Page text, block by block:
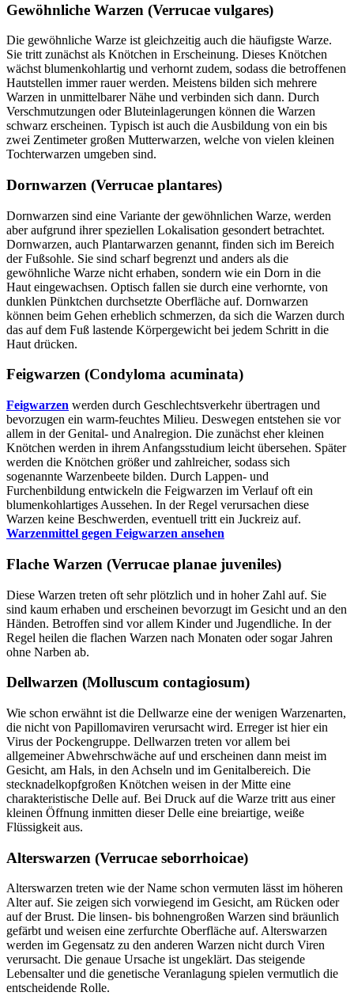
Gewöhnliche Warzen (Verrucae vulgares)
Die gewöhnliche Warze ist gleichzeitig auch die häufigste Warze.
Sie tritt zunächst als Knötchen in Erscheinung. Dieses Knötchen
wächst blumenkohlartig und verhornt zudem, sodass die betroffenen
Hautstellen immer rauer werden. Meistens bilden sich mehrere
Warzen in unmittelbarer Nähe und verbinden sich dann. Durch
Verschmutzungen oder Bluteinlagerungen können die Warzen
schwarz erscheinen. Typisch ist auch die Ausbildung von ein bis
zwei Zentimeter großen Mutterwarzen, welche von vielen kleinen
Tochterwarzen umgeben sind.
Dornwarzen (Verrucae plantares)
Dornwarzen sind eine Variante der gewöhnlichen Warze, werden
aber aufgrund ihrer speziellen Lokalisation gesondert betrachtet.
Dornwarzen, auch Plantarwarzen genannt, finden sich im Bereich
der Fußsohle. Sie sind scharf begrenzt und anders als die
gewöhnliche Warze nicht erhaben, sondern wie ein Dorn in die
Haut eingewachsen. Optisch fallen sie durch eine verhornte, von
dunklen Pünktchen durchsetzte Oberfläche auf. Dornwarzen
können beim Gehen erheblich schmerzen, da sich die Warzen durch
das auf dem Fuß lastende Körpergewicht bei jedem Schritt in die
Haut drücken.
Feigwarzen (Condyloma acuminata)
Feigwarzen werden durch Geschlechtsverkehr übertragen und
bevorzugen ein warm-feuchtes Milieu. Deswegen entstehen sie vor
allem in der Genital- und Analregion. Die zunächst eher kleinen
Knötchen werden in ihrem Anfangsstudium leicht übersehen. Später
werden die Knötchen größer und zahlreicher, sodass sich
sogenannte Warzenbeete bilden. Durch Lappen- und
Furchenbildung entwickeln die Feigwarzen im Verlauf oft ein
blumenkohlartiges Aussehen. In der Regel verursachen diese
Warzen keine Beschwerden, eventuell tritt ein Juckreiz auf.
Warzenmittel gegen Feigwarzen ansehen
Flache Warzen (Verrucae planae juveniles)
Diese Warzen treten oft sehr plötzlich und in hoher Zahl auf. Sie
sind kaum erhaben und erscheinen bevorzugt im Gesicht und an den
Händen. Betroffen sind vor allem Kinder und Jugendliche. In der
Regel heilen die flachen Warzen nach Monaten oder sogar Jahren
ohne Narben ab.
Dellwarzen (Molluscum contagiosum)
Wie schon erwähnt ist die Dellwarze eine der wenigen Warzenarten,
die nicht von Papillomaviren verursacht wird. Erreger ist hier ein
Virus der Pockengruppe. Dellwarzen treten vor allem bei
allgemeiner Abwehrschwäche auf und erscheinen dann meist im
Gesicht, am Hals, in den Achseln und im Genitalbereich. Die
stecknadelkopfgroßen Knötchen weisen in der Mitte eine
charakteristische Delle auf. Bei Druck auf die Warze tritt aus einer
kleinen Öffnung inmitten dieser Delle eine breiartige, weiße
Flüssigkeit aus.
Alterswarzen (Verrucae seborrhoicae)
Alterswarzen treten wie der Name schon vermuten lässt im höheren
Alter auf. Sie zeigen sich vorwiegend im Gesicht, am Rücken oder
auf der Brust. Die linsen- bis bohnengroßen Warzen sind bräunlich
gefärbt und weisen eine zerfurchte Oberfläche auf. Alterswarzen
werden im Gegensatz zu den anderen Warzen nicht durch Viren
verursacht. Die genaue Ursache ist ungeklärt. Das steigende
Lebensalter und die genetische Veranlagung spielen vermutlich die
entscheidende Rolle.